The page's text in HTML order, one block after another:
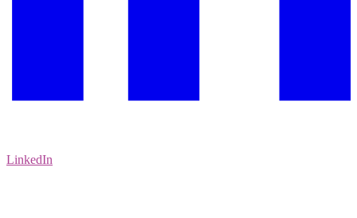
LinkedIn